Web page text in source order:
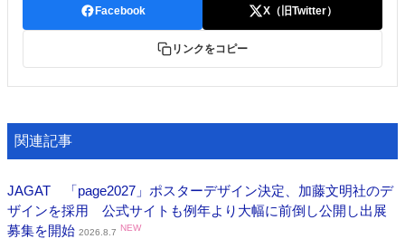
Facebook X（旧Twitter）
リンクをコピー
関連記事
JAGAT 「page2027」ポスターデザイン決定、加藤文明社のデ
ザインを採用 公式サイトも例年より大幅に前倒し公開し出展
募集を開始 2026.8.7 NEW